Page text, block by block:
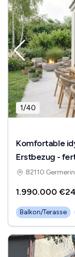
1/40
Komfortable
Erstbezug -
82110
1.990.000 €
Balkon/Terasse